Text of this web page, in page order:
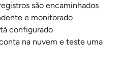
são encaminhados
e monitorado
configurado
na nuvem e teste uma